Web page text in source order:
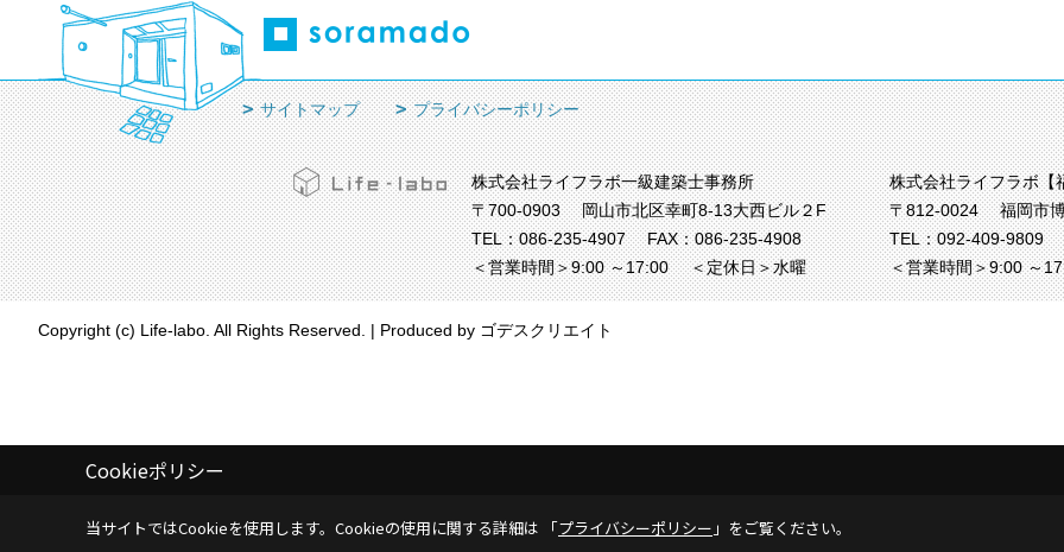
サイトマップ プライバシーポリシー
株式会社ライフラボ一級建築士事務所
〒700-0903岡山市北区幸町8-13大西ビル２F
TEL：086-235-4907
FAX：086-235-4908
＜営業時間＞9:00 ～17:00＜定休日＞水曜
株式会社ライフラボ【
〒812-0024福岡市
TEL：092-409-9809
＜営業時間＞9:00 ～
Copyright (c) Life-labo. All Rights Reserved. | Produced by ゴデスクリエイト
Cookieポリシー
当サイトではCookieを使用します。 Cookieの使用に関する詳細は 「プライバシーポリシー 」をご覧ください。